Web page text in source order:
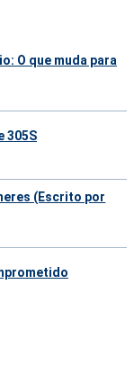
O que muda para
305S
(Escrito por